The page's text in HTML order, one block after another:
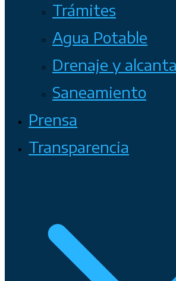
Trámites
Agua Potable
Drenaje y
Saneamiento
Prensa
Transparencia